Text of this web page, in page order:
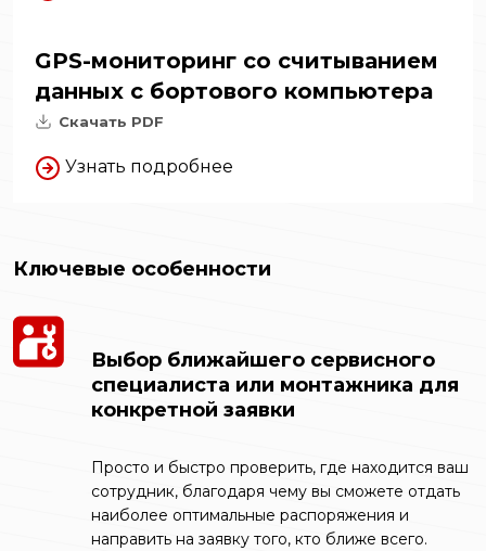
GPS-мониторинг со считыванием
данных с бортового компьютера
Скачать PDF
Узнать подробнее
Ключевые особенности
Выбор ближайшего сервисного
специалиста или монтажника для
конкретной заявки
Просто и быстро проверить, где находится ваш
сотрудник, благодаря чему вы сможете отдать
наиболее оптимальные распоряжения и
направить на заявку того, кто ближе всего.